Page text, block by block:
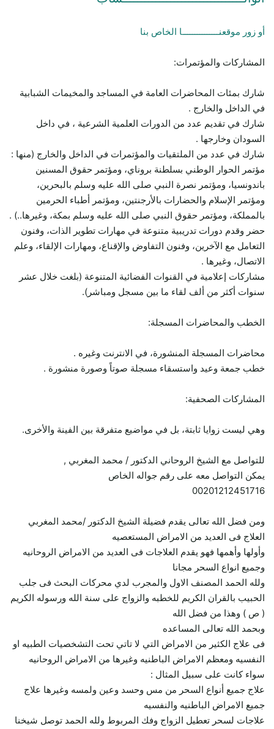
أو زور موقعنـــــــــــــــا الخاص بنا
المشاركات والمؤتمرات:
شارك بمئات المحاضرات العامة في المساجد والمخيمات الشبابية
في الداخل والخارج .
شارك في تقديم عدد من الدورات العلمية الشرعية ، في داخل
السودان وخارجها .
شارك في عدد من الملتقيات والمؤتمرات في الداخل والخارج (منها :
مؤتمر الحوار الوطني بسلطنة بروناي، ومؤتمر حقوق المسنين
باندونسيا، ومؤتمر نصرة النبي صلى الله عليه وسلم بالبحرين،
ومؤتمر الإسلام والحضارات بالأرجنتين، ومؤتمر أطباء الحرمين
بالمملكة، ومؤتمر حقوق النبي صلى الله عليه وسلم بمكة، وغيرها..) .
حضر وقدم دورات تدريبية متنوعة في مهارات تطوير الذات، وفنون
التعامل مع الآخرين، وفنون التفاوض والإقناع، ومهارات الإلقاء، وعلم
الاتصال، وغيرها .
مشاركات إعلامية في القنوات الفضائية المتنوعة (بلغت خلال عشر
سنوات أكثر من ألف لقاء ما بين مسجل ومباشر).
الخطب والمحاضرات المسجلة:
محاضرات المسجلة المنشورة، في الانترنت وغيره .
خطب جمعة وعيد واستسقاء مسجلة صوتاً وصورة منشورة .
المشاركات الصحفية:
وهي ليست زوايا ثابتة، بل في مواضيع متفرقة بين الفينة والأخرى.
للتواصل مع الشيخ الروحاني الدكتور / محمد المغربي ,
يمكن التواصل معه على رقم جواله الخاص
00201212451716
ومن فضل الله تعالى يقدم فضيلة الشيخ الدكتور /محمد المغربي
العلاج فى العديد من الامراض المستعصيه
وأولها وأهمها فهو يقدم العلاجات فى العديد من الامراض الروحانيه
وجميع انواع السحر مجانا
ولله الحمد المصنف الاول والمجرب لدي محركات البحث فى جلب
الحبيب بالقران الكريم للخطبه والزواج على سنة الله ورسوله الكريم
( ص ) وهذا من فضل الله
وبحمد الله تعالى المساعده
فى علاج الكثير من الامراض التي لا تاتي تحت التشخصيات الطبيه او
النفسيه ومعظم الامراض الباطنيه وغيرها من الامراض الروحانيه
سواء كانت على سبيل المثال :
علاج جميع أنواع السحر من مس وحسد وعين ولمسه وغيرها علاج
جميع الامراض الباطنيه والنفسيه
علاجات لسحر تعطيل الزواج وفك المربوط ولله الحمد توصل شيخنا